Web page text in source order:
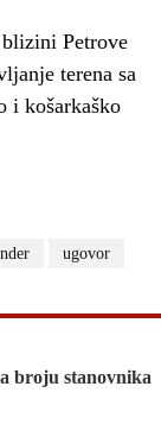
Petrove
terena sa
i košarkaško
ugovor
broju stanovnika